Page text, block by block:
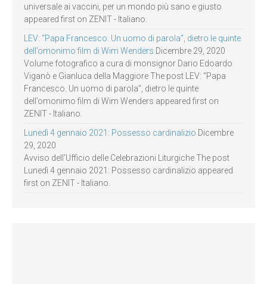
universale ai vaccini, per un mondo più sano e giusto
appeared first on ZENIT - Italiano.
LEV: “Papa Francesco. Un uomo di parola”, dietro le quinte
dell’omonimo film di Wim Wenders Dicembre 29, 2020
Volume fotografico a cura di monsignor Dario Edoardo
Viganò e Gianluca della Maggiore The post LEV: “Papa
Francesco. Un uomo di parola”, dietro le quinte
dell’omonimo film di Wim Wenders appeared first on
ZENIT - Italiano.
Lunedì 4 gennaio 2021: Possesso cardinalizio Dicembre
29, 2020
Avviso dell’Ufficio delle Celebrazioni Liturgiche The post
Lunedì 4 gennaio 2021: Possesso cardinalizio appeared
first on ZENIT - Italiano.